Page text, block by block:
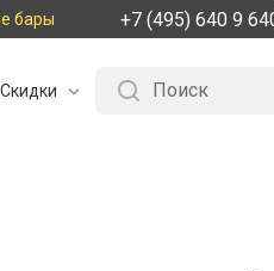
бары +7 (495) 640 9
Скидки